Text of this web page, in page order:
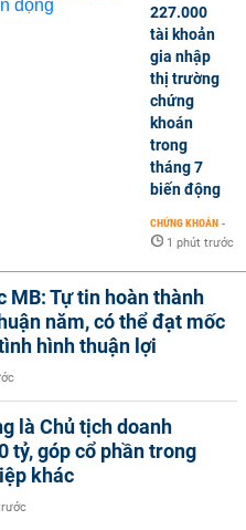
227.000
tài khoản
gia nhập
thị trường
chứng
khoán
trong
tháng 7
biến động
CHỨNG KHOÁN -
1 phút trước
MB: Tự tin hoàn thành
năm, có thể đạt mốc
hình thuận lợi
là Chủ tịch doanh
tỷ, góp cổ phần trong
khác